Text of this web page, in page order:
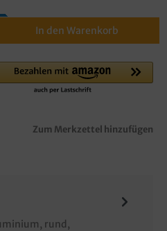
In den Warenkorb
Zum Merkzettel hinzufügen
rund,